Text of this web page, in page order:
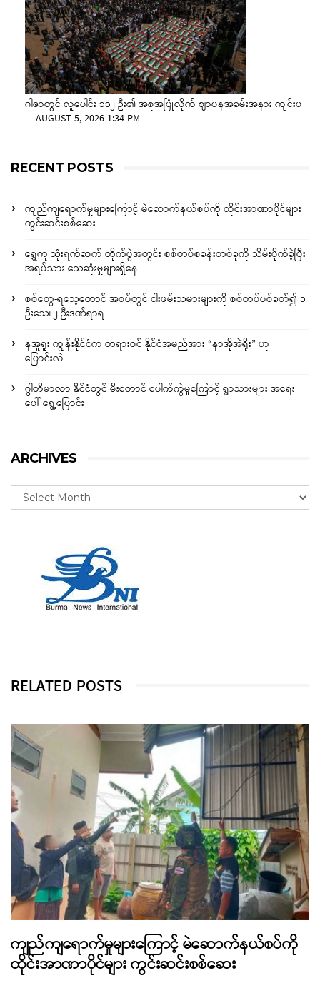
ဂါဇာတွင် လူပေါင်း ၁၁၂ ဦး၏ အစုအပြုံလိုက် ဈာပနအခမ်းအနား ကျင်းပ
—AUGUST 5, 2026 1:34 PM
RECENT POSTS
ကျည်ကျရောက်မှုများကြောင့် မဲဆောက်နယ်စပ်ကို ထိုင်းအာဏာပိုင်များ
ကွင်းဆင်းစစ်ဆေး
ရွှေကူ သုံးရက်ဆက် တိုက်ပွဲအတွင်း စစ်တပ်စခန်းတစ်ခုကို သိမ်းပိုက်ခဲ့ပြီး
အရပ်သား သေဆုံးမှုများရှိနေ
စစ်တွေ-ရသေ့တောင် အစပ်တွင် ငါးဖမ်းသမားများကို စစ်တပ်ပစ်ခတ်၍ ၁
ဦးသေ၊ ၂ ဦးဒဏ်ရာရ
နအူရူး ကျွန်းနိုင်ငံက တရားဝင် နိုင်ငံအမည်အား “နာအိုအဲရိုး” ဟု
ပြောင်းလဲ
ဂွါတီမာလာ နိုင်ငံတွင် မီးတောင် ပေါက်ကွဲမှုကြောင့် ရွာသားများ အရေး
ပေါ် ရွှေ့ပြောင်း
ARCHIVES
RELATED POSTS
ကျည်ကျရောက်မှုများကြောင့် မဲဆောက်နယ်စပ်ကို
ထိုင်းအာဏာပိုင်များ ကွင်းဆင်းစစ်ဆေး